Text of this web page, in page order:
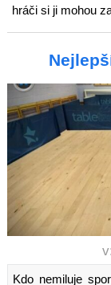
hráči si ji mohou
v:
Kdo nemiluje